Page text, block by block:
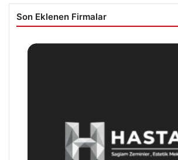
Son Eklenen Firmalar